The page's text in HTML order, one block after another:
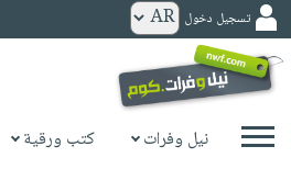
كتب
ورقية
المواضيع
تسجيل دخول
نيل وفرات كتب ورقية